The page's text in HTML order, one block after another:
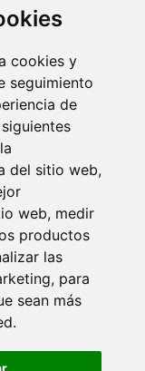
cookies y
seguimiento
de
del sitio web,
web, medir
productos
las
, para
sean más
.
MAS GUAPA DE
LAS FOTOS
ARROW
EPISODIO 3.